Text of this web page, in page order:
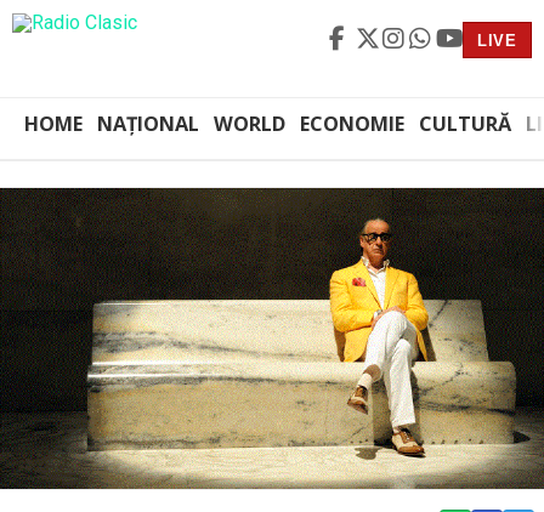
LIVE
HOME NAȚIONAL WORLD ECONOMIE CULTURĂ